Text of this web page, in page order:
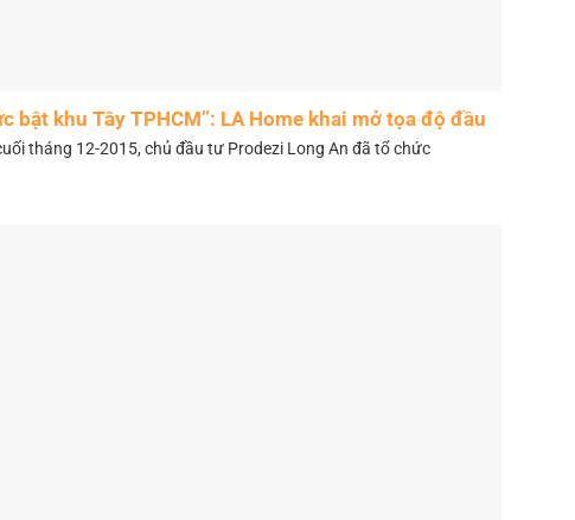
bật khu Tây TPHCM”: LA Home khai mở tọa độ đầu
tư mới
tháng 12-2015, chủ đầu tư Prodezi Long An đã tổ chức